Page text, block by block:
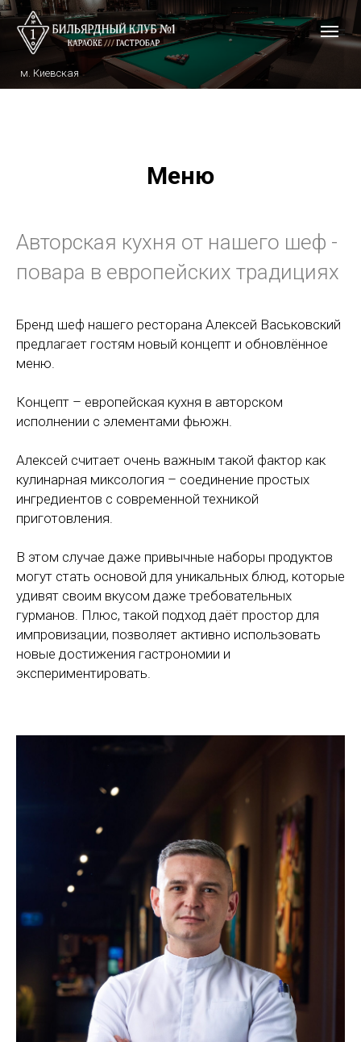
м. Киевская
Меню
Авторская кухня от нашего шеф -
повара в европейских традициях
Бренд шеф нашего ресторана Алексей Васьковский
предлагает гостям новый концепт и обновлённое
меню.
Концепт – европейская кухня в авторском
исполнении с элементами фьюжн.
Алексей считает очень важным такой фактор как
кулинарная миксология – соединение простых
ингредиентов с современной техникой
приготовления.
В этом случае даже привычные наборы продуктов
могут стать основой для уникальных блюд, которые
удивят своим вкусом даже требовательных
гурманов. Плюс, такой подход даёт простор для
импровизации, позволяет активно использовать
новые достижения гастрономии и
экспериментировать.